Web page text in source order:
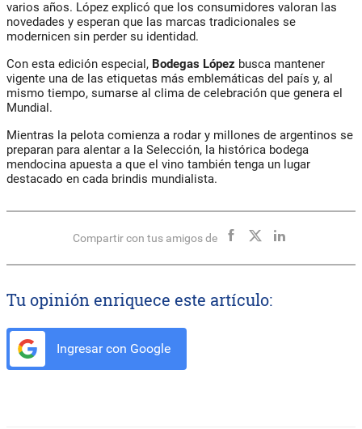
varios años. López explicó que los consumidores valoran las
novedades y esperan que las marcas tradicionales se
modernicen sin perder su identidad.
Con esta edición especial, Bodegas López busca mantener
vigente una de las etiquetas más emblemáticas del país y, al
mismo tiempo, sumarse al clima de celebración que genera el
Mundial.
Mientras la pelota comienza a rodar y millones de argentinos se
preparan para alentar a la Selección, la histórica bodega
mendocina apuesta a que el vino también tenga un lugar
destacado en cada brindis mundialista.
Compartir con tus amigos de
Tu opinión enriquece este artículo:
Ingresar con Google